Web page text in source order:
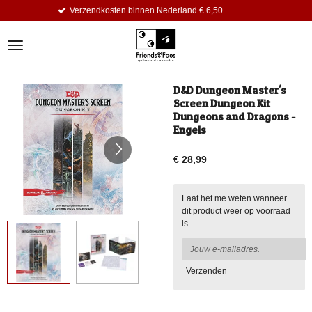
de
binnen Nederland € 6,50.
D&D Dungeon Master's
Screen Dungeon Kit
Dungeons and Dragons -
Engels
€ 28,99
Laat het me weten wanneer
dit product weer op voorraad
is.
Verzenden